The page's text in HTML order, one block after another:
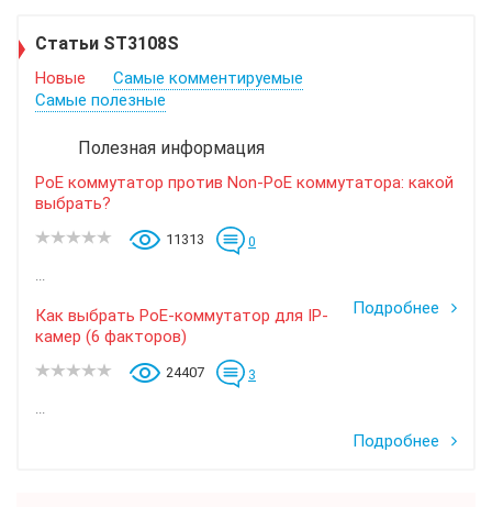
Статьи ST3108S
Новые
Самые комментируемые
Самые полезные
Полезная информация
PoE коммутатор против Non-PoE коммутатора: какой
выбрать?
11313 0
...
Подробнее
Как выбрать PoE-коммутатор для IP-
камер (6 факторов)
24407 3
...
Подробнее